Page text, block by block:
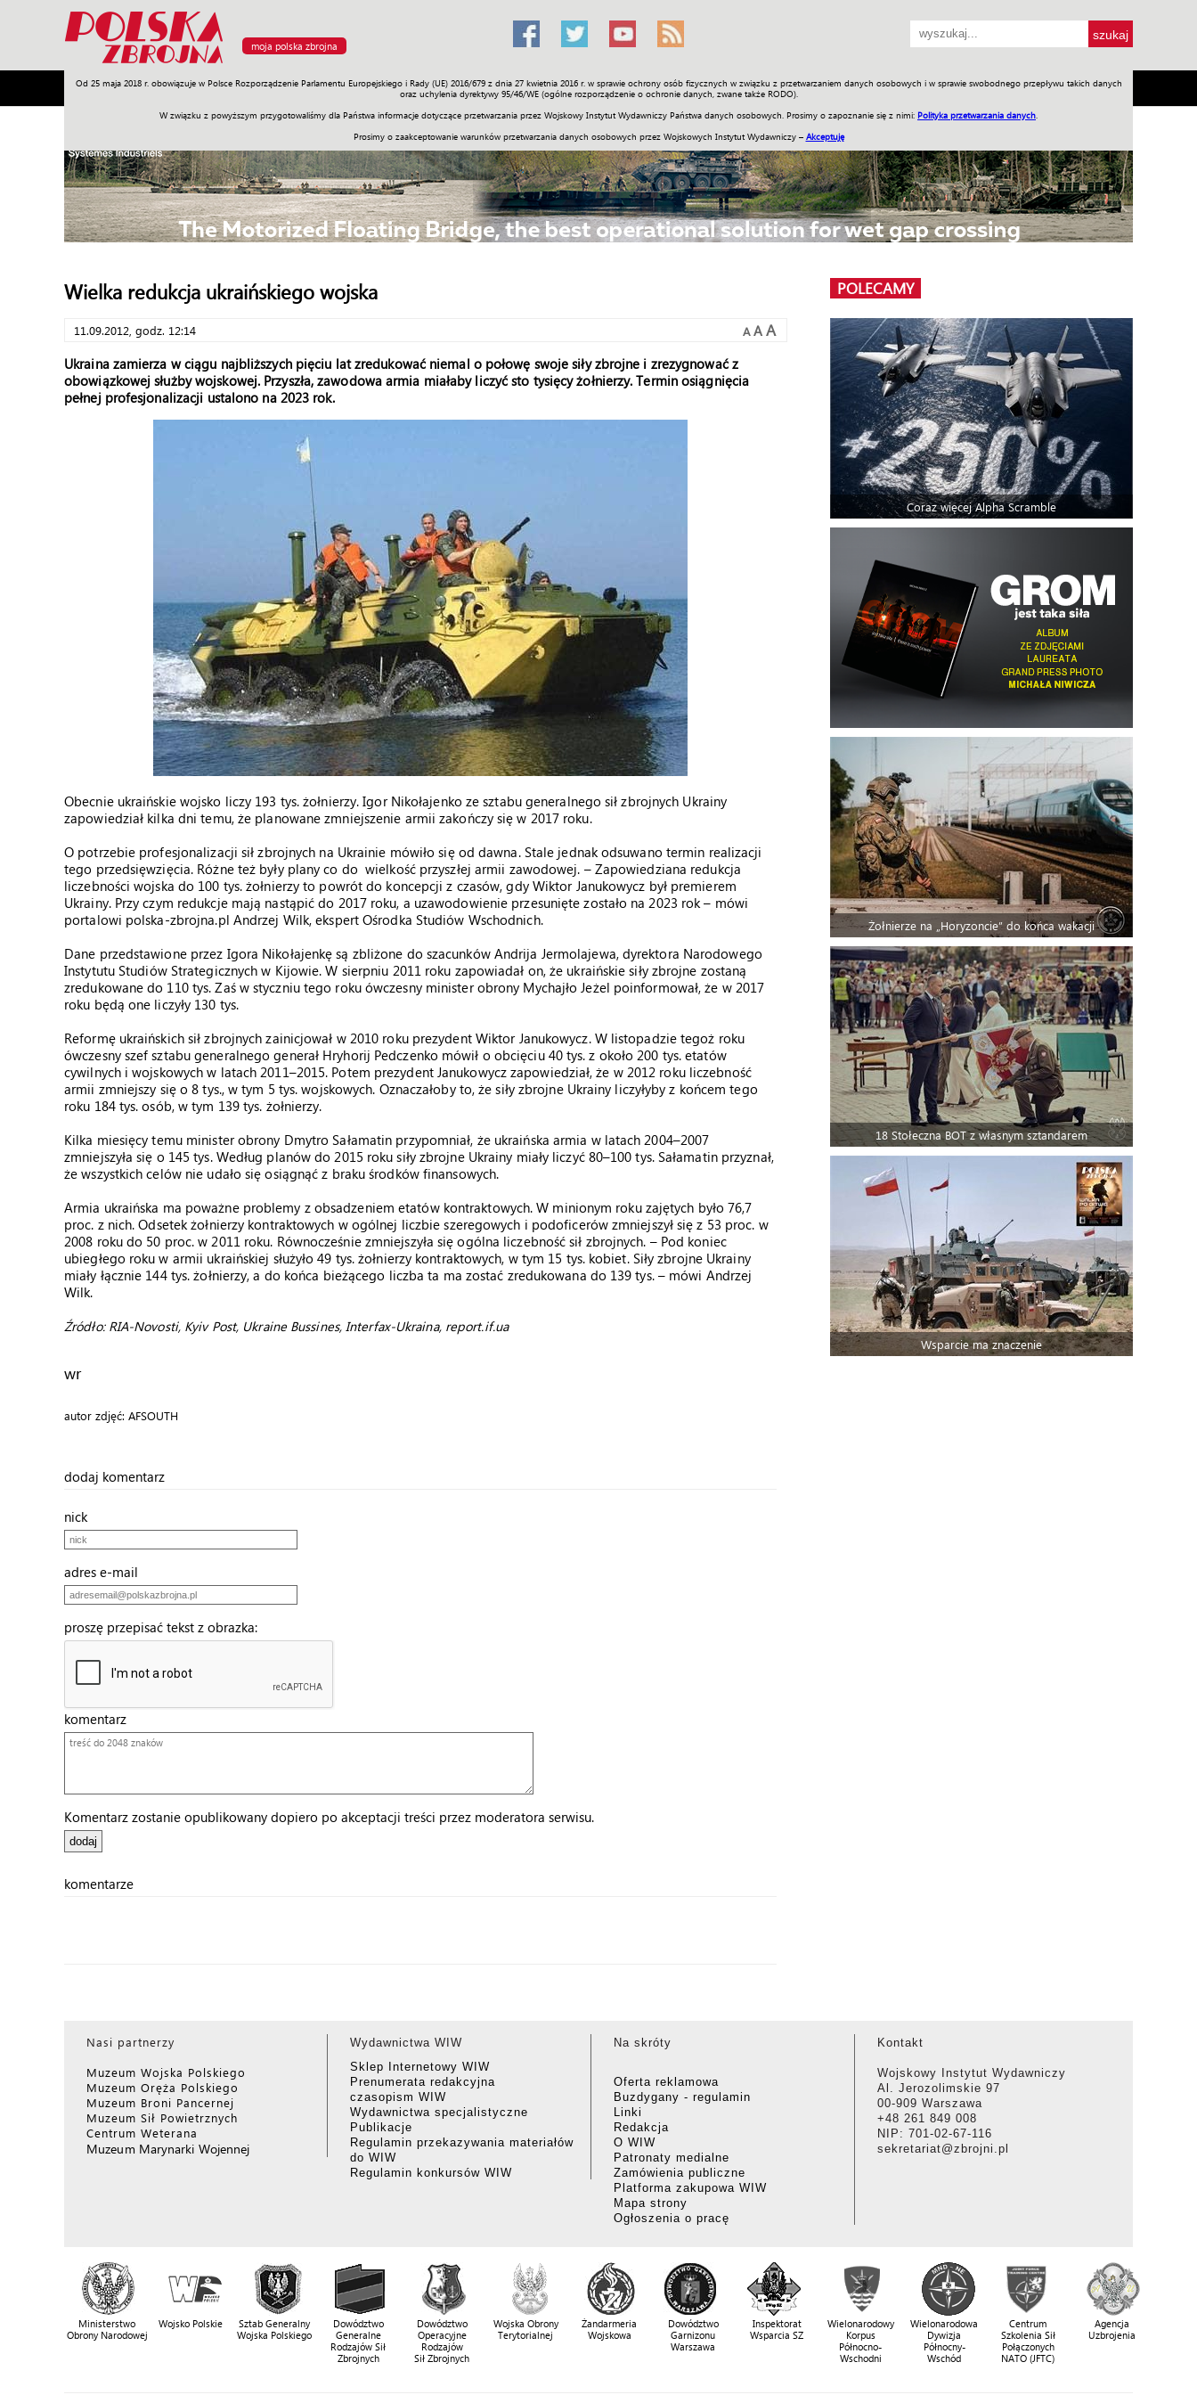
moja polska zbrojna
Od 25 maja 2018 r. obowiązuje w Polsce Rozporządzenie Parlamentu Europejskiego i Rady (UE) 2016/679 z dnia 27 kwietnia 2016 r. w sprawie ochrony osób fizycznych w związku z przetwarzaniem danych osobowych i w sprawie swobodnego przepływu takich danych
oraz uchylenia dyrektywy 95/46/WE (ogólne rozporządzenie o ochronie danych, zwane także RODO).
W związku z powyższym przygotowaliśmy dla Państwa informacje dotyczące przetwarzania przez Wojskowy Instytut Wydawniczy Państwa danych osobowych. Prosimy o zapoznanie się z nimi: Polityka przetwarzania danych
Prosimy o zaakceptowanie warunków przetwarzania danych osobowych przez Wojskowych Instytut Wydawniczy – Akceptuję
Armia Poligon Sprzęt Misje Polityka Prawo Świat Społeczność Sport Historia Galerie Wideo ENGLISH SKLEP Jednodniówki Praca w WIW
Wielka redukcja ukraińskiego wojska
11.09.2012, godz. 12:14 A A A
Ukraina zamierza w ciągu najbliższych pięciu lat zredukować niemal o połowę swoje siły zbrojne i zrezygnować z
obowiązkowej służby wojskowej. Przyszła, zawodowa armia miałaby liczyć sto tysięcy żołnierzy. Termin osiągnięcia
pełnej profesjonalizacji ustalono na 2023 rok.
Obecnie ukraińskie wojsko liczy 193 tys. żołnierzy. Igor Nikołajenko ze sztabu generalnego sił zbrojnych Ukrainy
zapowiedział kilka dni temu, że planowane zmniejszenie armii zakończy się w 2017 roku.
O potrzebie profesjonalizacji sił zbrojnych na Ukrainie mówiło się od dawna. Stale jednak odsuwano termin realizacji
tego przedsięwzięcia. Różne też były plany co do wielkość przyszłej armii zawodowej. – Zapowiedziana redukcja
liczebności wojska do 100 tys. żołnierzy to powrót do koncepcji z czasów, gdy Wiktor Janukowycz był premierem
Ukrainy. Przy czym redukcje mają nastąpić do 2017 roku, a uzawodowienie przesunięte zostało na 2023 rok – mówi
portalowi polska-zbrojna.pl Andrzej Wilk, ekspert Ośrodka Studiów Wschodnich.
Dane przedstawione przez Igora Nikołajenkę są zbliżone do szacunków Andrija Jermolajewa, dyrektora Narodowego
Instytutu Studiów Strategicznych w Kijowie. W sierpniu 2011 roku zapowiadał on, że ukraińskie siły zbrojne zostaną
zredukowane do 110 tys. Zaś w styczniu tego roku ówczesny minister obrony Mychajło Jeżel poinformował, że w 2017
roku będą one liczyły 130 tys.
Reformę ukraińskich sił zbrojnych zainicjował w 2010 roku prezydent Wiktor Janukowycz. W listopadzie tegoż roku
ówczesny szef sztabu generalnego generał Hryhorij Pedczenko mówił o obcięciu 40 tys. z około 200 tys. etatów
cywilnych i wojskowych w latach 2011–2015. Potem prezydent Janukowycz zapowiedział, że w 2012 roku liczebność
armii zmniejszy się o 8 tys., w tym 5 tys. wojskowych. Oznaczałoby to, że siły zbrojne Ukrainy liczyłyby z końcem tego
roku 184 tys. osób, w tym 139 tys. żołnierzy.
Kilka miesięcy temu minister obrony Dmytro Sałamatin przypomniał, że ukraińska armia w latach 2004–2007
zmniejszyła się o 145 tys. Według planów do 2015 roku siły zbrojne Ukrainy miały liczyć 80–100 tys. Sałamatin przyznał,
że wszystkich celów nie udało się osiągnąć z braku środków finansowych.
Armia ukraińska ma poważne problemy z obsadzeniem etatów kontraktowych. W minionym roku zajętych było 76,7
proc. z nich. Odsetek żołnierzy kontraktowych w ogólnej liczbie szeregowych i podoficerów zmniejszył się z 53 proc. w
2008 roku do 50 proc. w 2011 roku. Równocześnie zmniejszyła się ogólna liczebność sił zbrojnych. – Pod koniec
ubiegłego roku w armii ukraińskiej służyło 49 tys. żołnierzy kontraktowych, w tym 15 tys. kobiet. Siły zbrojne Ukrainy
miały łącznie 144 tys. żołnierzy, a do końca bieżącego liczba ta ma zostać zredukowana do 139 tys. – mówi Andrzej
Wilk.
Źródło: RIA-Novosti, Kyiv Post, Ukraine Bussines, Interfax-Ukraina, report.if.ua
wr
autor zdjęć: AFSOUTH
dodaj komentarz
nick
adres e-mail
proszę przepisać tekst z obrazka:
komentarz
Komentarz zostanie opublikowany dopiero po akceptacji treści przez moderatora serwisu.
komentarze
POLECAMY
Coraz więcej Alpha Scramble
Żołnierze na „Horyzoncie” do końca wakacji
18 Stołeczna BOT z własnym sztandarem
Wsparcie ma znaczenie
Nasi partnerzy
Muzeum Wojska Polskiego
Muzeum Oręża Polskiego
Muzeum Broni Pancernej
Muzeum Sił Powietrznych
Centrum Weterana
Muzeum Marynarki Wojennej
Wydawnictwa WIW
Sklep Internetowy WIW
Prenumerata redakcyjna
czasopism WIW
Wydawnictwa specjalistyczne
Publikacje
Regulamin przekazywania materiałów
do WIW
Regulamin konkursów WIW
Na skróty
Oferta reklamowa
Buzdygany - regulamin
Linki
Redakcja
O WIW
Patronaty medialne
Zamówienia publiczne
Platforma zakupowa WIW
Mapa strony
Ogłoszenia o pracę
Kontakt
Wojskowy Instytut Wydawniczy
Al. Jerozolimskie 97
00-909 Warszawa
+48 261 849 008
NIP: 701-02-67-116
sekretariat@zbrojni.pl
Ministerstwo
Obrony Narodowej
Wojsko Polskie
Sztab Generalny
Wojska Polskiego
Dowództwo
Generalne
Rodzajów Sił
Zbrojnych
Dowództwo
Operacyjne
Rodzajów
Sił Zbrojnych
Wojska Obrony
Terytorialnej
Żandarmeria
Wojskowa
Dowództwo
Garnizonu
Warszawa
Inspektorat
Wsparcia SZ
Wielonarodowy
Korpus
Północno-
Wschodni
Wielonarodowa
Dywizja
Północny-
Wschód
Centrum
Szkolenia Sił
Połączonych
NATO (JFTC)
Agencja
Uzbrojenia